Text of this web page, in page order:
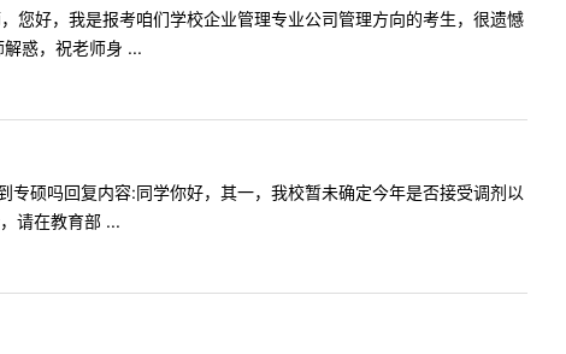
好，我是报考咱们学校企业管理专业公司管理方向的考生，很遗憾
惑，祝老师身 ...
硕吗回复内容:同学你好，其一，我校暂未确定今年是否接受调剂以
请在教育部 ...